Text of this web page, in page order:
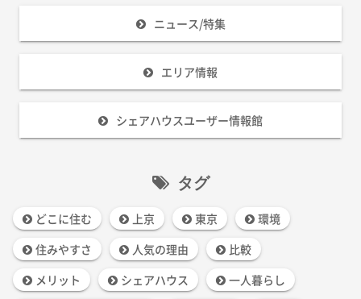
ニュース/特集
エリア情報
シェアハウスユーザー情報館
タグ
どこに住む 上京 東京
環境
住みやすさ
人気の理由
比較
メリット
シェアハウス
一人暮らし